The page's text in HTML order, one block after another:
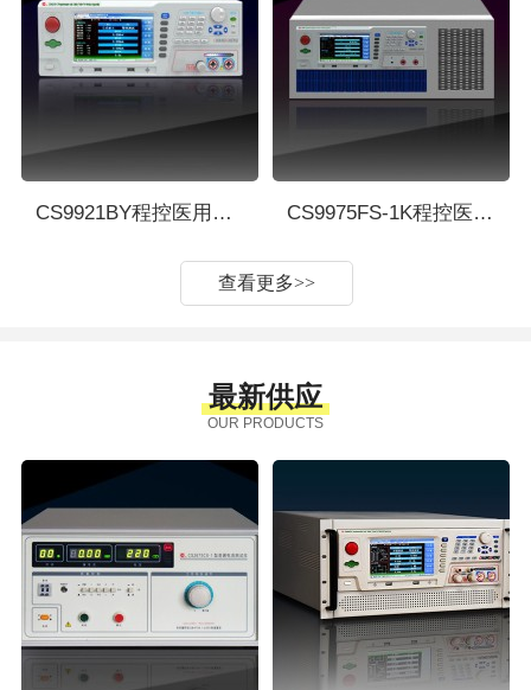
CS9921BY程控医用安规综合测试仪 长盛 CS9975FS-1K程控医用泄漏电流测试仪 长盛
查看更多>>
最新供应
OUR PRODUCTS